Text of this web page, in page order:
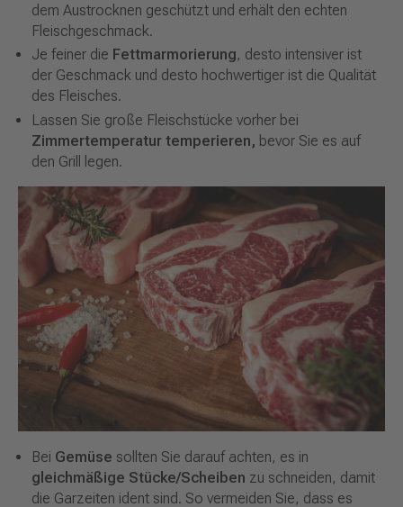
dem Austrocknen geschützt und erhält den echten
Fleischgeschmack.
Je feiner die Fettmarmorierung, desto intensiver ist
der Geschmack und desto hochwertiger ist die Qualität
des Fleisches.
Lassen Sie große Fleischstücke vorher bei
Zimmertemperatur temperieren, bevor Sie es auf
den Grill legen.
Bei Gemüse sollten Sie darauf achten, es in
gleichmäßige Stücke/Scheiben zu schneiden, damit
die Garzeiten ident sind. So vermeiden Sie, dass es